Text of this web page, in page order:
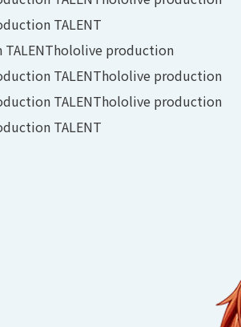
TALENT
hololive production
TALENThololive production
TALENThololive production
TALENT